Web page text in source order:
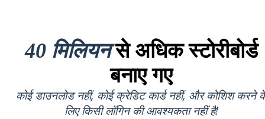
40 मिलियनसे अधिक स्टोरीबोर्ड
बनाए गए
कोई डाउनलोड नहीं, कोई क्रेडिट कार्ड नहीं, और कोशिश करने
लिए किसी लॉगिन की आवश्यकता नहीं है!